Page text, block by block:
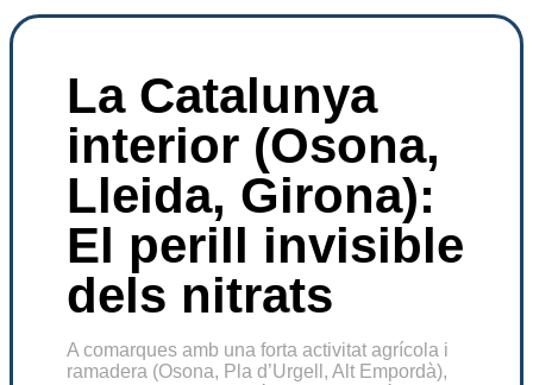
La Catalunya
interior (Osona,
Lleida, Girona):
El perill invisible
dels nitrats
A comarques amb una forta activitat agrícola i
ramadera (Osona, Pla d’Urgell, Alt Empordà),